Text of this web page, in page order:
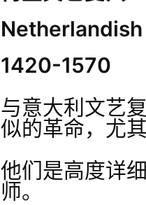
1420-1570
与意大利文艺
似的革命，尤
他们是高度详
师。